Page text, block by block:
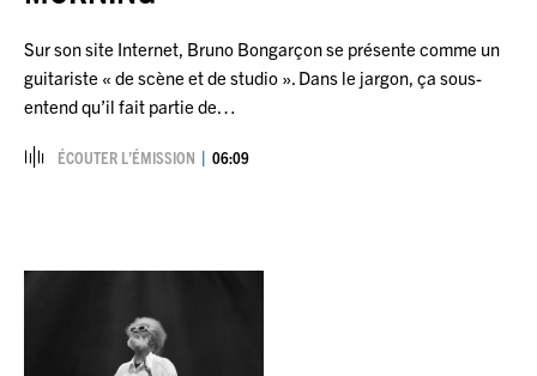
Sur son site Internet, Bruno Bongarçon se présente comme un
guitariste « de scène et de studio ». Dans le jargon, ça sous-
entend qu’il fait partie de…
ÉCOUTER L’ÉMISSION 06:09